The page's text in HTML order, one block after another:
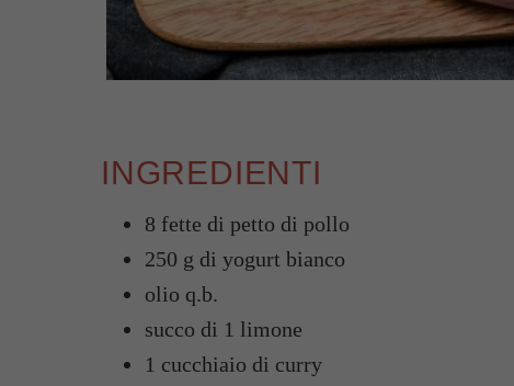
INGREDIENTI
8 fette di petto di pollo
250 g di yogurt bianco
olio q.b.
succo di 1 limone
1 cucchiaio di curry